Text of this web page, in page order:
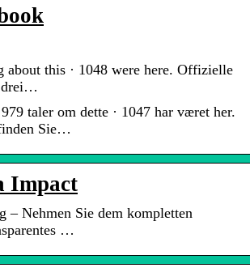
this · 1048 were here. Offizielle
drei…
taler om dette · 1047 har været her.
Sie…
Impact
Nehmen Sie dem kompletten
…